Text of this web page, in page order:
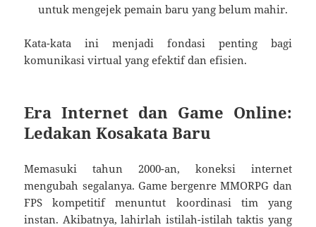
untuk mengejek pemain baru yang belum mahir.
Kata-kata ini menjadi fondasi penting bagi
komunikasi virtual yang efektif dan efisien.
Era Internet dan Game Online:
Ledakan Kosakata Baru
Memasuki tahun 2000-an, koneksi internet
mengubah segalanya. Game bergenre MMORPG dan
FPS kompetitif menuntut koordinasi tim yang
instan. Akibatnya, lahirlah istilah-istilah taktis yang